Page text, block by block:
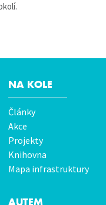
NA KOLE
Články
Akce
Projekty
Knihovna
Mapa infrastruktury
AUTEM